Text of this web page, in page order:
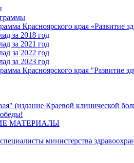
Красноярского края «Развитие
за 2018 год
за 2021 год
за 2022 год
за 2023 год
Красноярского края "Развитие
(издание Краевой клинической
МАТЕРИАЛЫ
министерства